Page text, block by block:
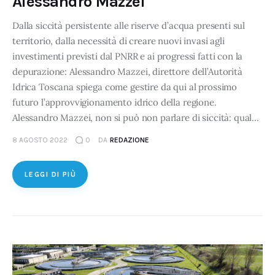
che l’Utente ha fornito loro o che hanno raccolto dal suo
utilizzo dei loro servizi.
Cliccando su "Accetta tutti", l'Utente accetta di
memorizzare tutti i cookie sul dispositivo per le finalità
sopra indicate.
Cliccando su "Personalizza" l’Utente può gestire
direttamente le proprie preferenze selezionando i singoli
cookie desiderati e le terze parti destinatarie della
Cliccando su "Rifiuta" o sulla "X" posizionata in alto a
navigazione in assenza di cookie o altri sistemi di
tracciamento ad esclusione di quelli tecnici indispensabili
Dalla siccità persistente alle riserve d’acqua presenti sul
territorio, dalla necessità di creare nuovi invasi agli
investimenti previsti dal PNRR e ai progressi fatti con la
depurazione: Alessandro Mazzei, direttore dell’Autorità
Idrica Toscana spiega come gestire da qui al prossimo
futuro l’approvvigionamento idrico della regione.
Alessandro Mazzei, non si può non parlare di siccità: qual…
8 AGOSTO 2022 0 DA REDAZIONE
LEGGI DI PIÙ